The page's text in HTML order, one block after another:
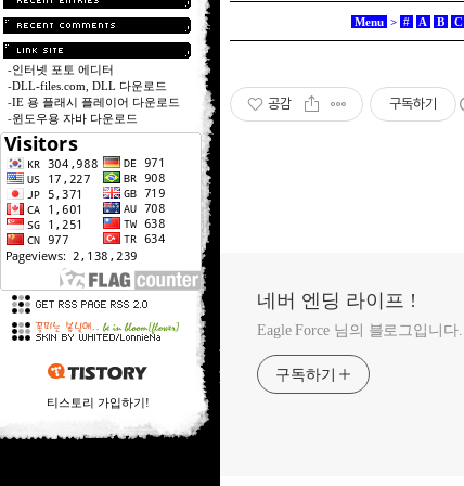
-인터넷 포토 에디터
-DLL-files.com, DLL 다운로드
-IE 용 플래시 플레이어 다운로드
-윈도우용 자바 다운로드
티스토리 가입하기!
Menu > # A B C
공감 구독하기
네버 엔딩 라이프 !
Eagle Force 님의 블로그입니다.
구독하기